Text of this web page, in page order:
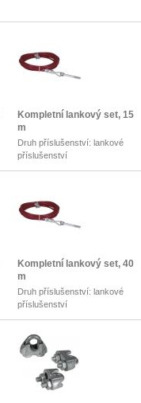
Kompletní lankový set, 15
m
Druh příslušenství: lankové
příslušenství
Kompletní lankový set, 40
m
Druh příslušenství: lankové
příslušenství